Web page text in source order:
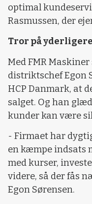
optimal
Rasmussen, der
Tror på
Med FMR
distriktschef Egon
HCP Danmark, at
salget. Og han
kunder kan være
- Firmaet har
en kæmpe indsats
med kurser,
videre, så der fås
Egon Sørensen.